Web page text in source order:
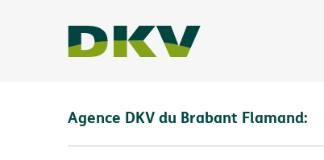
Agence DKV du Brabant Flamand: